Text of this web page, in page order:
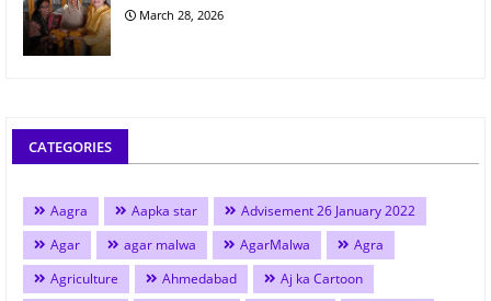
March 28, 2026
CATEGORIES
Aagra Aapka star
Advisement 26 January 2022
Agar
agar malwa AgarMalwa
Agra
Agriculture
Ahmedabad
Aj ka Cartoon